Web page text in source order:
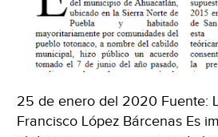
25 de enero del 2020 Fuente:
Francisco López Bárcenas Es